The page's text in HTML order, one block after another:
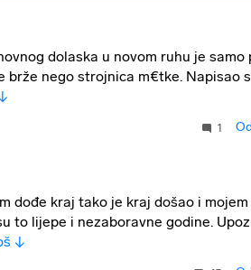
dolaska u novom ruhu je samo
brže nego strojnica m€tke. Napisao
1
dođe kraj tako je kraj došao i mojem
to lijepe i nezaboravne godine.
↓